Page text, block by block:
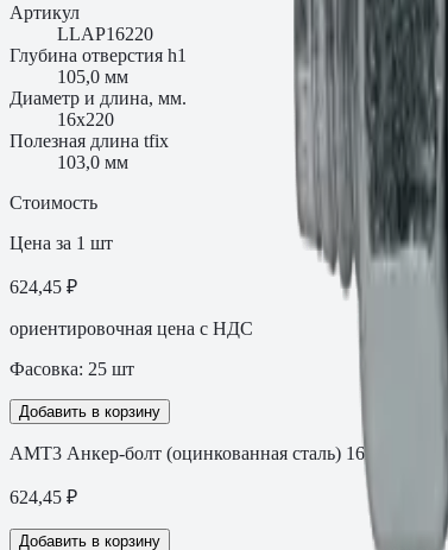
Артикул
LLAP16220
Глубина отверстия h1
105,0 мм
Диаметр и длина, мм.
16х220
Полезная длина tfix
103,0 мм
Стоимость
Цена за 1 шт
624,45 ₽
ориентировочная цена с НДС
Фасовка: 25 шт
Добавить в корзину
АМТ3 Анкер-болт (оцинкованная сталь) 16х220
624,45 ₽
Добавить в корзину